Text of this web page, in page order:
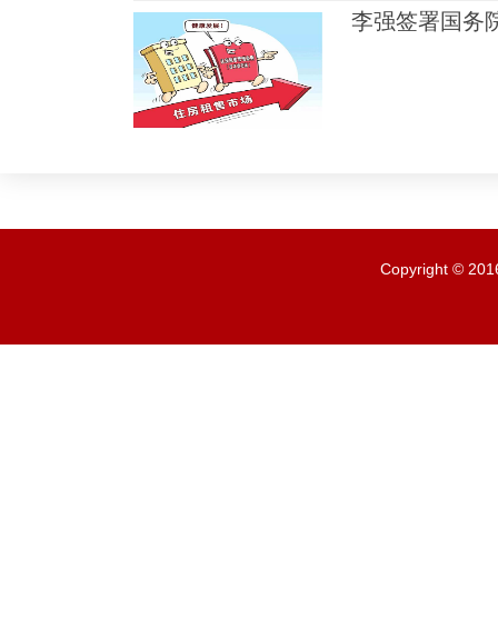
李强签署国务
Copyright ©